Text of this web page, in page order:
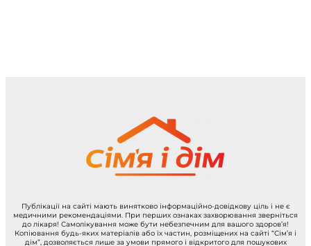
Публікації на сайті мають винятково інформаційно-довідкову ціль і не є
медичними рекомендаціями. При перших ознаках захворювання зверніться
до лікаря! Самолікування може бути небезпечним для вашого здоров’я!
Копіювання будь-яких матеріалів або їх частин, розміщених на сайті “Сім’я і
дім”, дозволяється лише за умови прямого і відкритого для пошукових